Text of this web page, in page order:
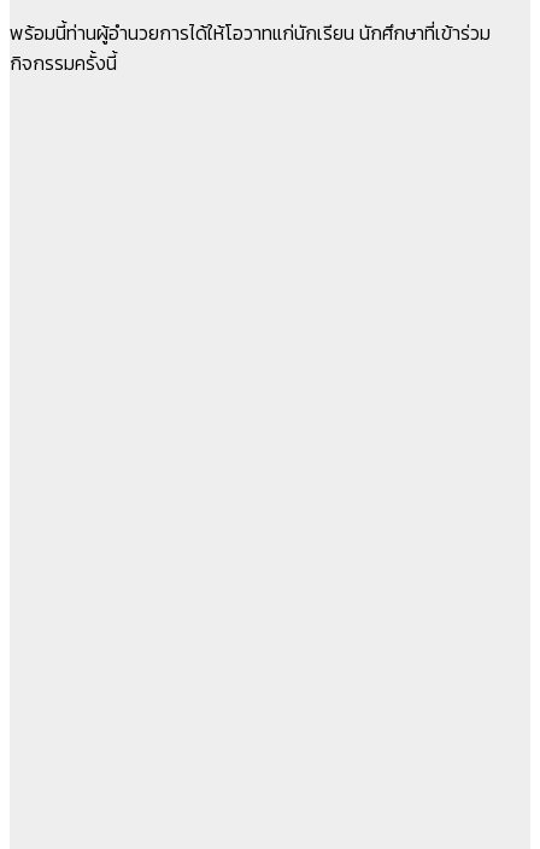
พร้อมนี้ท่านผู้อำนวยการได้ให้โอวาทแก่นักเรียน นักศึกษาที่เข้าร่วม
กิจกรรมครั้งนี้